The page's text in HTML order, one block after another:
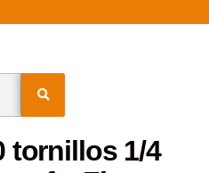
tornillos 1/4